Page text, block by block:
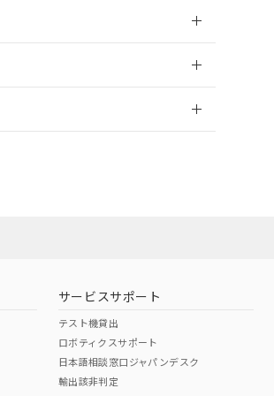
サービスサポート
テスト機貸出
ロボティクスサポート
日本語相談窓口ジャパンデスク
輸出該非判定